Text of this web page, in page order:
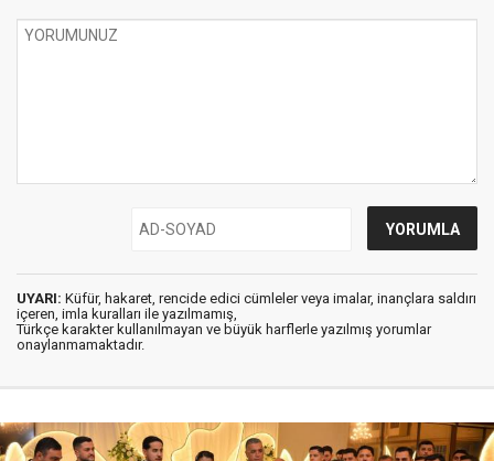
UYARI: Küfür, hakaret, rencide edici cümleler veya imalar, inançlara saldırı
içeren, imla kuralları ile yazılmamış,
Türkçe karakter kullanılmayan ve büyük harflerle yazılmış yorumlar
onaylanmamaktadır.